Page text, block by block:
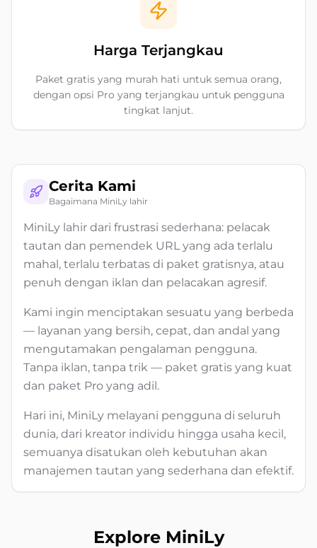
Harga Terjangkau
Paket gratis yang murah hati untuk semua orang,
dengan opsi Pro yang terjangkau untuk pengguna
tingkat lanjut.
Cerita Kami
Bagaimana MiniLy lahir
MiniLy lahir dari frustrasi sederhana: pelacak
tautan dan pemendek URL yang ada terlalu
mahal, terlalu terbatas di paket gratisnya, atau
penuh dengan iklan dan pelacakan agresif.
Kami ingin menciptakan sesuatu yang berbeda
— layanan yang bersih, cepat, dan andal yang
mengutamakan pengalaman pengguna.
Tanpa iklan, tanpa trik — paket gratis yang kuat
dan paket Pro yang adil.
Hari ini, MiniLy melayani pengguna di seluruh
dunia, dari kreator individu hingga usaha kecil,
semuanya disatukan oleh kebutuhan akan
manajemen tautan yang sederhana dan efektif.
Explore MiniLy